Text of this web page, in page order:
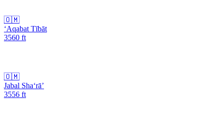
🇴🇲
‘Aqabat Tībāt
3560 ft
🇴🇲
Jabal Sha‘rā’
3556 ft